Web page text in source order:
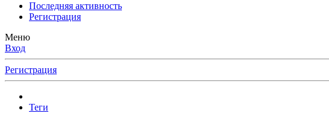
Последняя активность
Регистрация
Меню
Вход
Регистрация
Теги